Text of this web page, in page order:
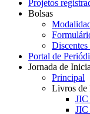
Projetos
Bolsas
Discentes
Portal de
Jornada de
Principal
Livros de
JIC
JIC